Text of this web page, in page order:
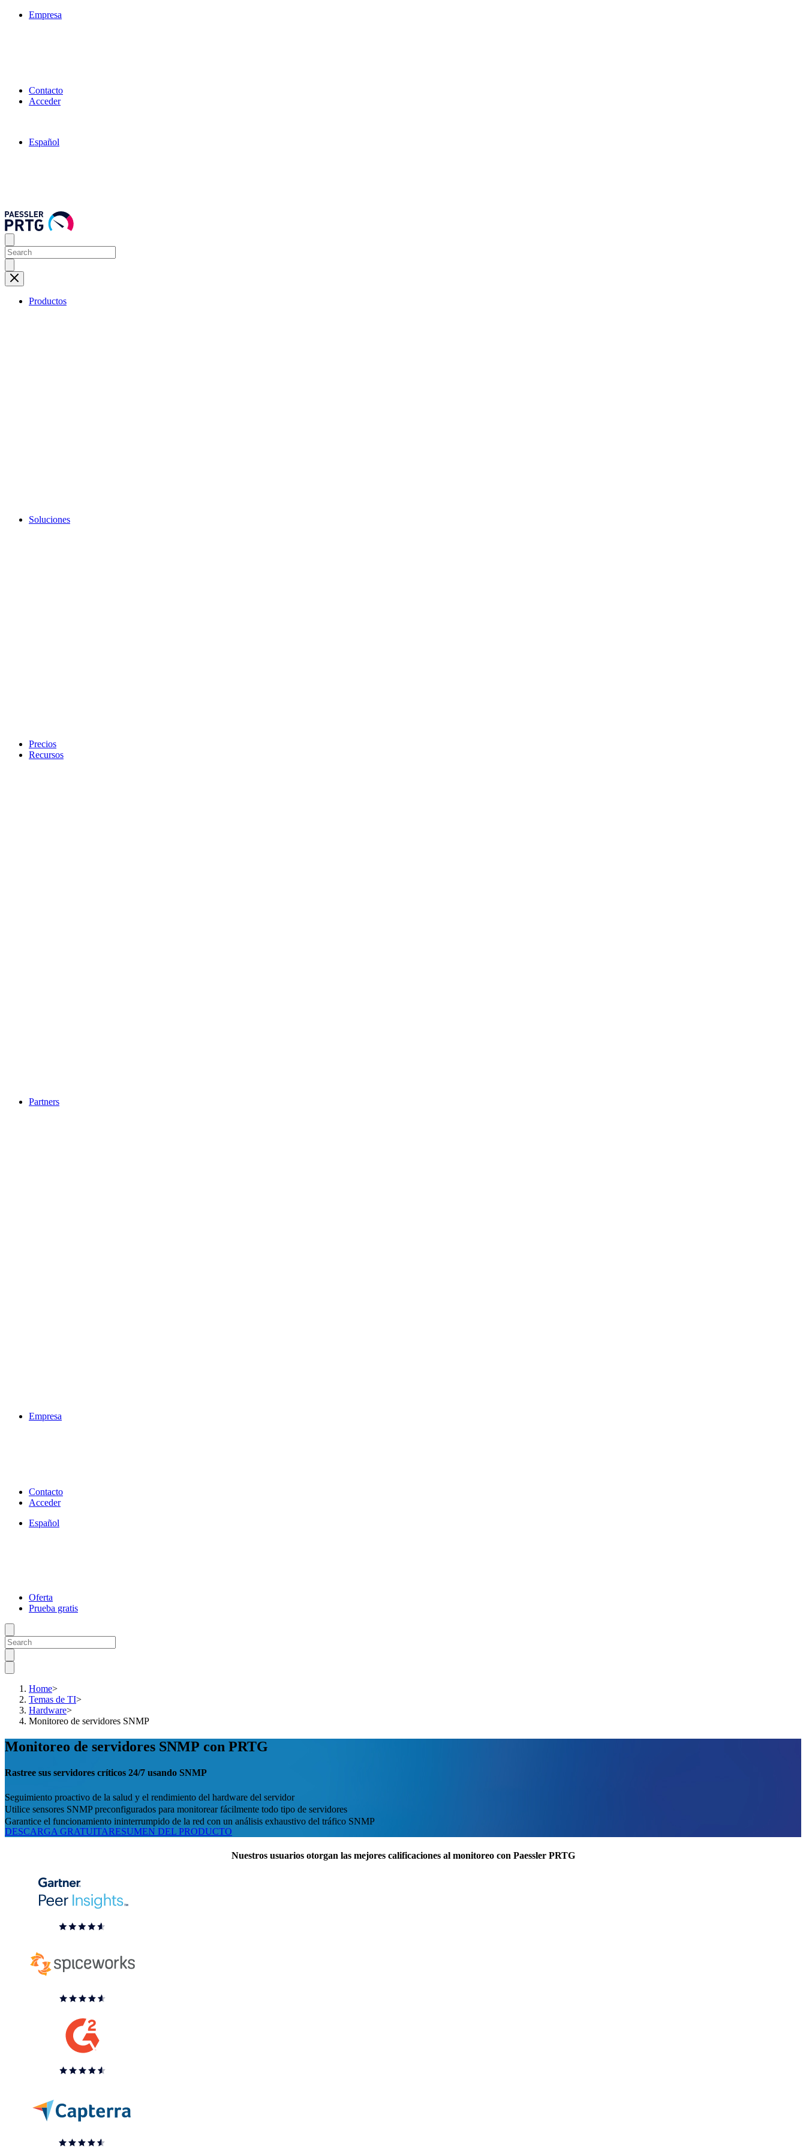
Empresa
Contacto
Acceder
Español
Productos
Soluciones
Precios
Recursos
Partners
Empresa
Contacto
Acceder
Español
Oferta
Prueba gratis
Home>
Temas de TI>
Hardware>
Monitoreo de servidores SNMP
Monitoreo de servidores SNMP con PRTG
Rastree sus servidores críticos 24/7 usando SNMP
Seguimiento proactivo de la salud y el rendimiento del hardware del servidor
Utilice sensores SNMP preconfigurados para monitorear fácilmente todo tipo de servidores
Garantice el funcionamiento ininterrumpido de la red con un análisis exhaustivo del tráfico SNMP
DESCARGA GRATUITARESUMEN DEL PRODUCTO
Nuestros usuarios otorgan las mejores calificaciones al monitoreo con Paessler PRTG